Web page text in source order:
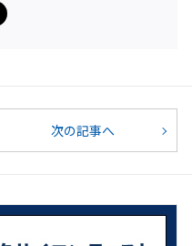
次の記事へ